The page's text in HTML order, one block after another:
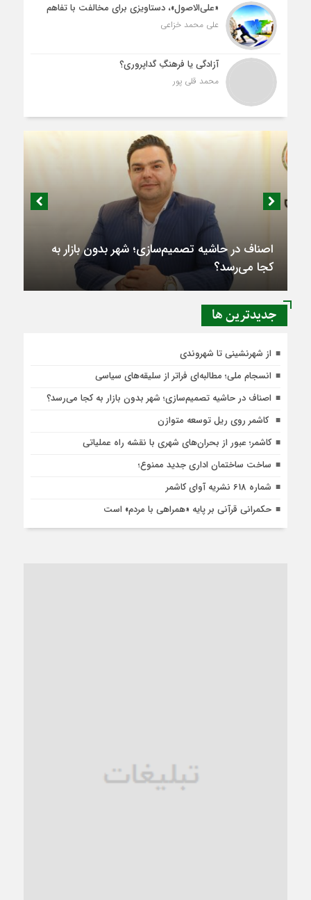
«علی‌الاصول»، دستاویزی برای مخالفت با تفاهم
علی محمد خزاعی
آزادگی یا فرهنگِ گداپروری؟
محمد قلی پور
اصناف در حاشیه تصمیم‌سازی؛ شهر بدون بازار به
کجا می‌رسد؟
جديدترين ها
از شهرنشینی تا شهروندی
انسجام ملی؛ مطالبه‌ای فراتر از سلیقه‌های سیاسی
اصناف در حاشیه تصمیم‌سازی؛ شهر بدون بازار به کجا می‌رسد؟
کاشمر روی ریل توسعه متوازن
کاشمر؛ عبور از بحران‌های شهری با نقشه راه عملیاتی
ساخت ساختمان اداری جدید ممنوع؛
شماره 618 نشریه آوای کاشمر
حکمرانی قرآنی بر پایه «همراهی با مردم» است